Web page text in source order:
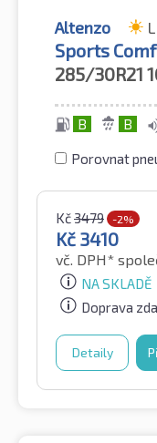
Altenzo
Sports
285/30R21
B B
Porovnat
Kč3479 -2%
Kč 3410
vč. DPH*
NA SKLADĚ
Doprava
Detaily